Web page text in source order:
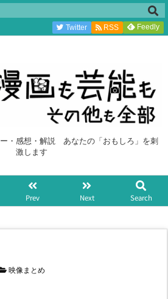
・感想・解説 あなたの「おもしろ」を刺
激します
Prev Next Search
Twitter RSS Feedly
映像まとめ